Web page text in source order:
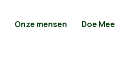
Onze mensen Doe Mee